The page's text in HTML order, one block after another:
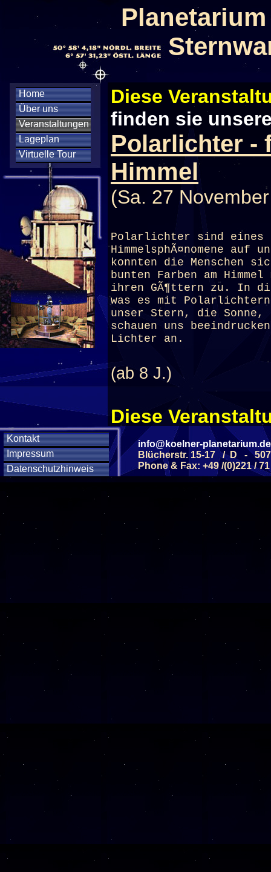
Home
Über uns
Veranstaltungen
Lageplan
Virtuelle Tour
Kontakt
Impressum
Datenschutzhinweis
Diese
finden sie
Polarlichter -
Himmel
(Sa. 27
Polarlichter sind eines
HimmelsphÃ¤nomene auf
konnten die Menschen
bunten Farben am
ihren GÃ¶ttern zu. In
was es mit
unser Stern, die
schauen uns
Lichter an.
(ab 8 J.)
Diese
Klicken Sie Hier
Diese
Wochentag
SAMSTAG
SAMSTAG
SAMSTAG
SAMSTAG
Alle
info@koelner-planetarium.de
Blücherstr. 15-17 / D -
Phone & Fax: +49 /(0)221 /